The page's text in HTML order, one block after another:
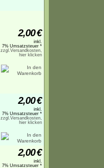
2,00€
inkl.
7% Umsatzsteuer *
zzgl.Versandkosten,
hier klicken
2,00€
inkl.
7% Umsatzsteuer *
zzgl.Versandkosten,
hier klicken
2,00€
inkl.
7% Umsatzsteuer *